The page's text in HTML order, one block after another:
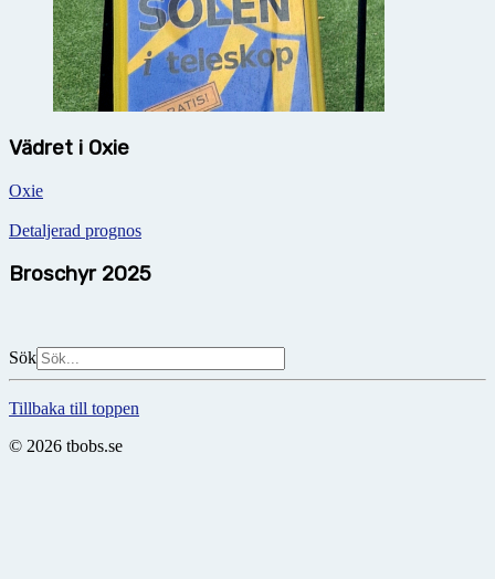
Vädret i Oxie
Oxie
Detaljerad prognos
Broschyr 2025
Sök
Tillbaka till toppen
© 2026 tbobs.se